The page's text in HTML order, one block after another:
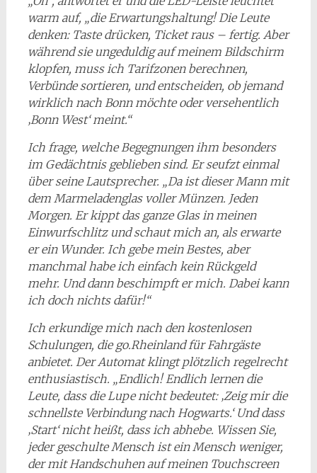
warm auf, „die Erwartungshaltung! Die Leute
denken: Taste drücken, Ticket raus – fertig. Aber
während sie ungeduldig auf meinem Bildschirm
klopfen, muss ich Tarifzonen berechnen,
Verbünde sortieren, und entscheiden, ob jemand
wirklich nach Bonn möchte oder versehentlich
‚Bonn West‘ meint.“
Ich frage, welche Begegnungen ihm besonders
im Gedächtnis geblieben sind. Er seufzt einmal
über seine Lautsprecher. „Da ist dieser Mann mit
dem Marmeladenglas voller Münzen. Jeden
Morgen. Er kippt das ganze Glas in meinen
Einwurfschlitz und schaut mich an, als erwarte
er ein Wunder. Ich gebe mein Bestes, aber
manchmal habe ich einfach kein Rückgeld
mehr. Und dann beschimpft er mich. Dabei kann
ich doch nichts dafür!“
Ich erkundige mich nach den kostenlosen
Schulungen, die go.Rheinland für Fahrgäste
anbietet. Der Automat klingt plötzlich regelrecht
enthusiastisch. „Endlich! Endlich lernen die
Leute, dass die Lupe nicht bedeutet: ‚Zeig mir die
schnellste Verbindung nach Hogwarts.‘ Und dass
‚Start‘ nicht heißt, dass ich abhebe. Wissen Sie,
jeder geschulte Mensch ist ein Mensch weniger,
der mit Handschuhen auf meinen Touchscreen